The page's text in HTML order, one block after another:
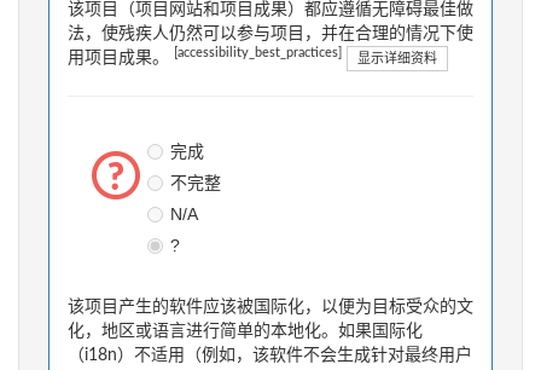
该项目（项目网站和项目成果）都应遵循无障碍最佳做
法，使残疾人仍然可以参与项目，并在合理的情况下使
用项目成果。
[accessibility_best_practices] 显示详细资料
完成
不完整
N/A
?
该项目产生的软件应该被国际化，以便为目标受众的文
化，地区或语言进行简单的本地化。如果国际化
（i18n）不适用（例如，该软件不会生成针对最终用户